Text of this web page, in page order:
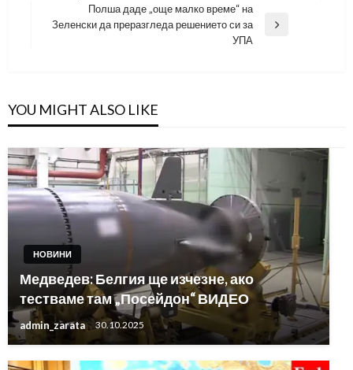
Next
Полша даде „още малко време“ на
Зеленски да преразгледа решението си за
УПА
YOU MIGHT ALSO LIKE
НОВИНИ
Медведев: Белгия ще изчезне, ако
тестваме там „Посейдон“ ВИДЕО
admin_zarata 30.10.2025